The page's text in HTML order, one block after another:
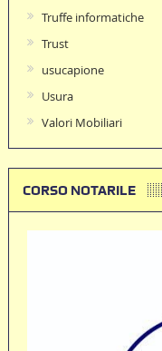
Truffe informatiche
Trust
usucapione
Usura
Valori Mobiliari
CORSO NOTARILE